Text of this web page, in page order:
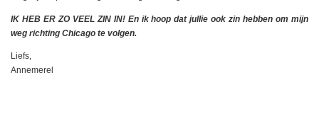
IK HEB ER ZO VEEL ZIN IN! En ik hoop dat jullie ook zin hebben om mijn
weg richting Chicago te volgen.
Liefs,
Annemerel